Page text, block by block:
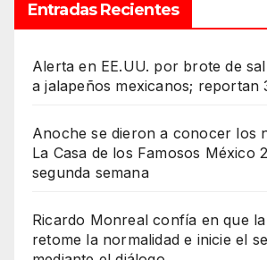
Entradas Recientes
Alerta en EE.UU. por brote de
a jalapeños mexicanos; reportan
Anoche se dieron a conocer los
La Casa de los Famosos México
segunda semana
Ricardo Monreal confía en que
retome la normalidad e inicie el